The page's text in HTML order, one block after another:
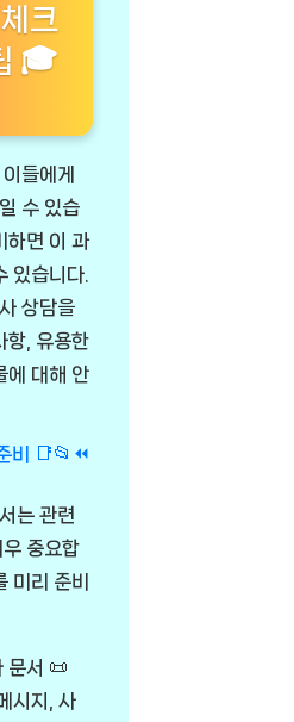
크
🎓
들에게
수 있습
하면 이 과
있습니다.
상담을
항, 유용한
에 대해 안
비 📑📂⏪
는 관련
중요합
미리 준비
문서 📜
시지, 사